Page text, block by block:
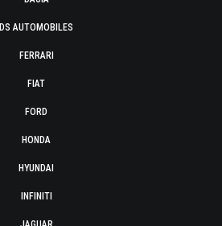
DS AUTOMOBILES
FERRARI
FIAT
FORD
HONDA
HYUNDAI
INFINITI